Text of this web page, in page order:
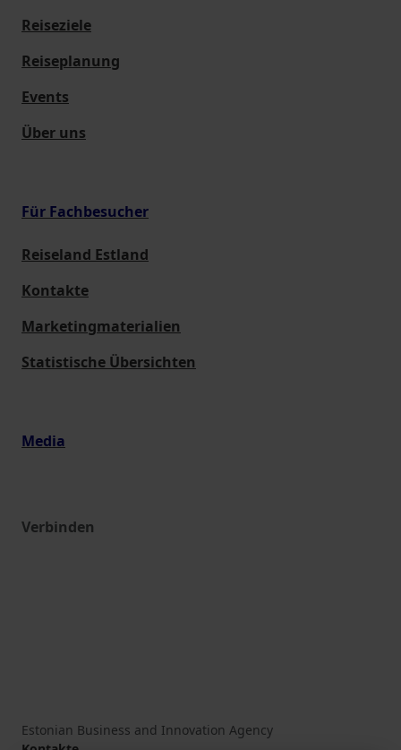
Reiseziele
Reiseplanung
Events
Über uns
Für Fachbesucher
Reiseland Estland
Kontakte
Marketingmaterialien
Statistische Übersichten
Media
Verbinden
Estonian Business and Innovation Agency